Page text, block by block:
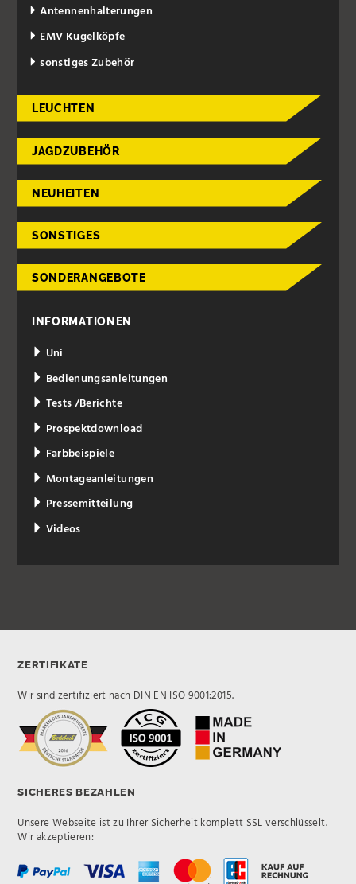
Antennenhalterungen
EMV Kugelköpfe
sonstiges Zubehör
LEUCHTEN
JAGDZUBEHÖR
NEUHEITEN
SONSTIGES
SONDERANGEBOTE
INFORMATIONEN
Uni
Bedienungsanleitungen
Tests /Berichte
Prospektdownload
Farbbeispiele
Montageanleitungen
Pressemitteilung
Videos
ZERTIFIKATE
Wir sind zertifiziert nach DIN EN ISO 9001:2015.
SICHERES BEZAHLEN
Unsere Webseite ist zu Ihrer Sicherheit komplett SSL verschlüsselt.
Wir akzeptieren: